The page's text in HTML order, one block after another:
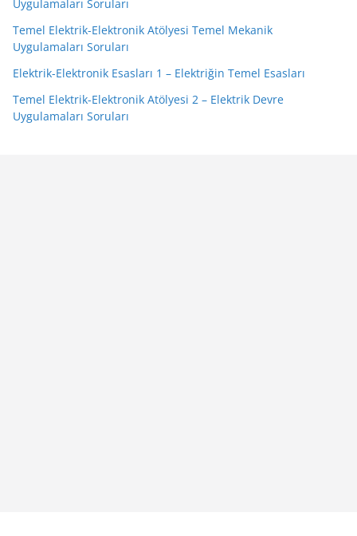
Uygulamaları Soruları
Temel Elektrik-Elektronik Atölyesi Temel Mekanik
Uygulamaları Soruları
Elektrik-Elektronik Esasları 1 – Elektriğin Temel Esasları
Temel Elektrik-Elektronik Atölyesi 2 – Elektrik Devre
Uygulamaları Soruları